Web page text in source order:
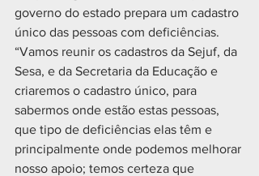
governo do estado prepara um cadastro
único das pessoas com deficiências.
“Vamos reunir os cadastros da Sejuf, da
Sesa, e da Secretaria da Educação e
criaremos o cadastro único, para
sabermos onde estão estas pessoas,
que tipo de deficiências elas têm e
principalmente onde podemos melhorar
nosso apoio; temos certeza que